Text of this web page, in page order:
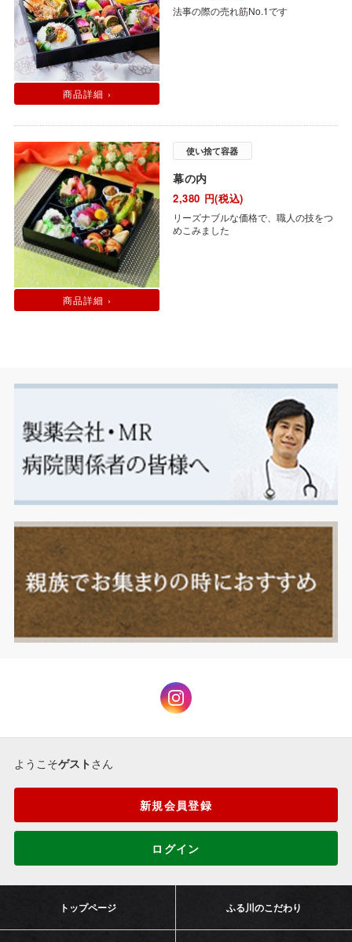
商品詳細 ›
法事の際の売れ筋No.1です
商品詳細 ›
使い捨て容器
幕の内
2,380 円(税込)
リーズナブルな価格で、職人の技をつ
めこみました
ようこそゲスト さん
新規会員登録
ログイン
トップページ ふる川のこだわり